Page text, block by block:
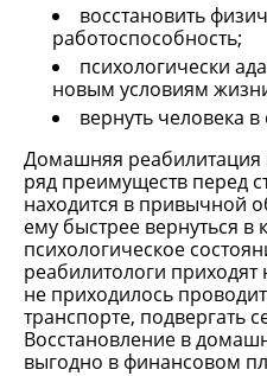
восстановить
работоспособность;
психологически
новым условиям
вернуть человека
Домашняя реабилитация
ряд преимуществ перед
находится в привычной
ему быстрее вернуться в
психологическое
реабилитологи
не приходилось
транспорте, подвергать
Восстановление в
выгодно в финансовом